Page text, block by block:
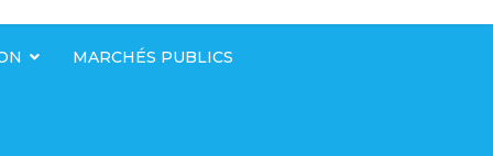
MARCHÉS PUBLICS